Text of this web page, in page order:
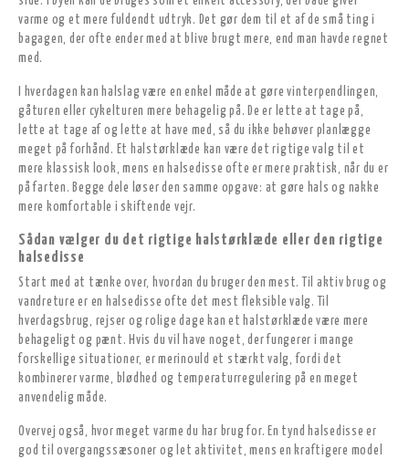
varme og et mere fuldendt udtryk. Det gør dem til et af de små ting i
bagagen, der ofte ender med at blive brugt mere, end man havde regnet
med.
I hverdagen kan halslag være en enkel måde at gøre vinterpendlingen,
gåturen eller cykelturen mere behagelig på. De er lette at tage på,
lette at tage af og lette at have med, så du ikke behøver planlægge
meget på forhånd. Et halstørklæde kan være det rigtige valg til et
mere klassisk look, mens en halsedisse ofte er mere praktisk, når du er
på farten. Begge dele løser den samme opgave: at gøre hals og nakke
mere komfortable i skiftende vejr.
Sådan vælger du det rigtige halstørklæde eller den rigtige
halsedisse
Start med at tænke over, hvordan du bruger den mest. Til aktiv brug og
vandreture er en halsedisse ofte det mest fleksible valg. Til
hverdagsbrug, rejser og rolige dage kan et halstørklæde være mere
behageligt og pænt. Hvis du vil have noget, der fungerer i mange
forskellige situationer, er merinould et stærkt valg, fordi det
kombinerer varme, blødhed og temperaturregulering på en meget
anvendelig måde.
Overvej også, hvor meget varme du har brug for. En tynd halsedisse er
god til overgangssæsoner og let aktivitet, mens en kraftigere model